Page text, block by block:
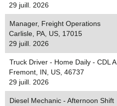
29 juill. 2026
Manager, Freight Operations
Carlisle, PA, US, 17015
29 juill. 2026
Truck Driver - Home Daily - CDL A
Fremont, IN, US, 46737
29 juill. 2026
Diesel Mechanic - Afternoon Shift